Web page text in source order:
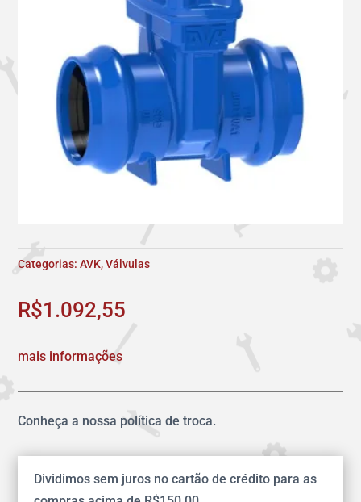
Categorias:AVK,Válvulas
R$1.092,55
mais informações
Conheça a nossa política de troca.
Dividimos sem juros no cartão de crédito para as